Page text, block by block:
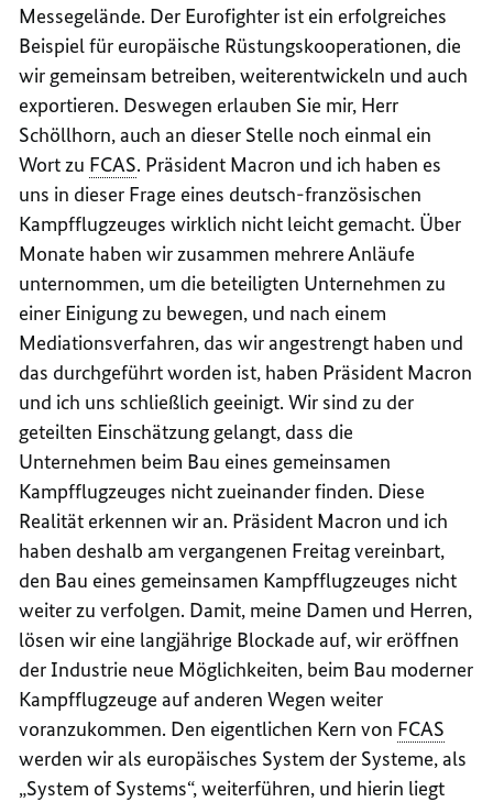
Messegelände. Der Eurofighter ist ein erfolgreiches
Beispiel für europäische Rüstungskooperationen, die
wir gemeinsam betreiben, weiterentwickeln und auch
exportieren. Deswegen erlauben Sie mir, Herr
Schöllhorn, auch an dieser Stelle noch einmal ein
Wort zu FCAS. Präsident Macron und ich haben es
uns in dieser Frage eines deutsch-französischen
Kampfflugzeuges wirklich nicht leicht gemacht. Über
Monate haben wir zusammen mehrere Anläufe
unternommen, um die beteiligten Unternehmen zu
einer Einigung zu bewegen, und nach einem
Mediationsverfahren, das wir angestrengt haben und
das durchgeführt worden ist, haben Präsident Macron
und ich uns schließlich geeinigt. Wir sind zu der
geteilten Einschätzung gelangt, dass die
Unternehmen beim Bau eines gemeinsamen
Kampfflugzeuges nicht zueinander finden. Diese
Realität erkennen wir an. Präsident Macron und ich
haben deshalb am vergangenen Freitag vereinbart,
den Bau eines gemeinsamen Kampfflugzeuges nicht
weiter zu verfolgen. Damit, meine Damen und Herren,
lösen wir eine langjährige Blockade auf, wir eröffnen
der Industrie neue Möglichkeiten, beim Bau moderner
Kampfflugzeuge auf anderen Wegen weiter
voranzukommen. Den eigentlichen Kern von FCAS
werden wir als europäisches System der Systeme, als
„System of Systems“, weiterführen, und hierin liegt